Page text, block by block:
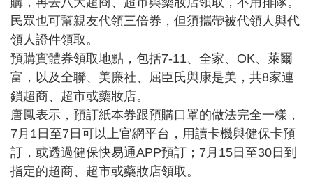
民眾也可幫親友代領三倍券，但須攜帶被代領人與代
領人證件領取。
預購實體券領取地點，包括7-11、全家、OK、萊爾
富，以及全聯、美廉社、屈臣氏與康是美，共8家連
鎖超商、超市或藥妝店。
唐鳳表示，預訂紙本券跟預購口罩的做法完全一樣，
7月1日至7日可以上官網平台，用讀卡機與健保卡預
訂，或透過健保快易通APP預訂；7月15日至30日到
指定的超商、超市或藥妝店領取。